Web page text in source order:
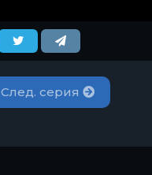
След. серия